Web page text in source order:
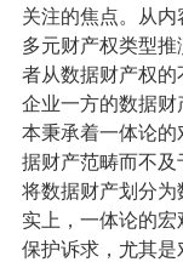
关注的焦点。从
多元财产权类型
者从数据财产权
企业一方的数据
本秉承着一体论
据财产范畴而不
将数据财产划分
实上，一体论的
保护诉求，尤其